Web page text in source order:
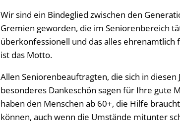
Wir sind ein Bindeglied zwischen den
Gremien geworden, die im Seniorenbereich
überkonfessionell und das alles ehrenamtlich
ist das Motto.
Allen Seniorenbeauftragten, die sich in
besonderes Dankeschön sagen für Ihre gute
haben den Menschen ab 60+, die Hilfe
können, auch wenn die Umstände mitunter